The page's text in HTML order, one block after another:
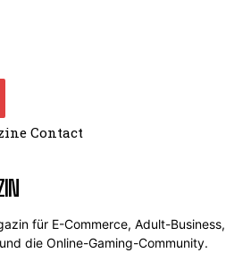
für E-Commerce, Adult-Business,
die Online-Gaming-Community.